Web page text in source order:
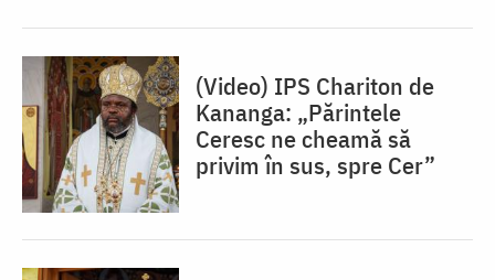
(Video) IPS Chariton de
Kananga: „Părintele
Ceresc ne cheamă să
privim în sus, spre Cer”